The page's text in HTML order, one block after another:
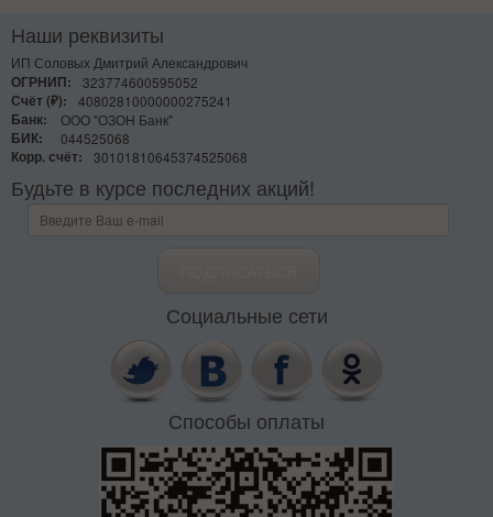
Наши реквизиты
ИП Соловых Дмитрий Александрович
ОГРНИП:
323774600595052
Счёт (₽):
40802810000000275241
Банк:
ООО "ОЗОН Банк"
БИК:
044525068
Корр. счёт:
30101810645374525068
Будьте в курсе последних акций!
Социальные сети
Способы оплаты